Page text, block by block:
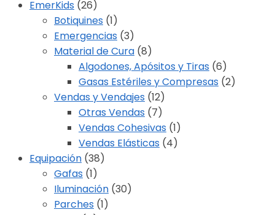
EmerKids (26)
Botiquines (1)
Emergencias (3)
Material de Cura (8)
Algodones, Apósitos y Tiras (6)
Gasas Estériles y Compresas (2)
Vendas y Vendajes (12)
Otras Vendas (7)
Vendas Cohesivas (1)
Vendas Elásticas (4)
Equipación (38)
Gafas (1)
Iluminación (30)
Parches (1)